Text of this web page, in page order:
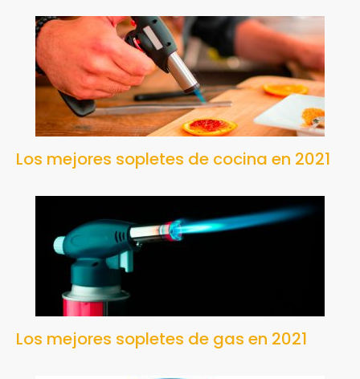
Los mejores sopletes de cocina en 2021
Los mejores sopletes de gas en 2021